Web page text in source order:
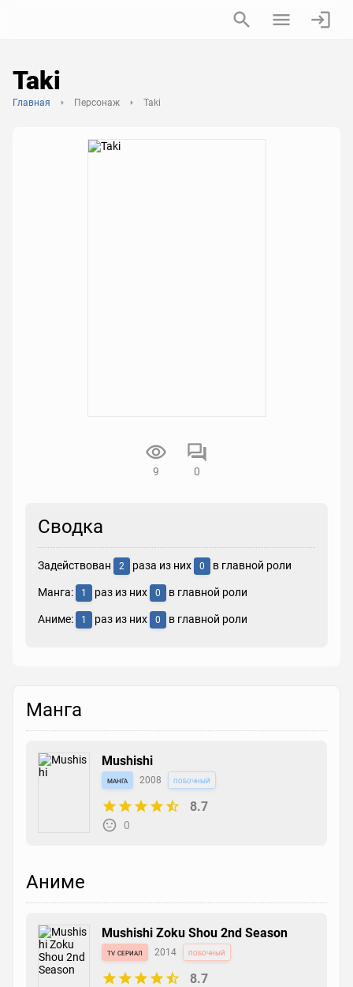
Taki
Главная Персонаж Taki
9 0
Сводка
Задействован 2 раза из них 0 в главной роли
Манга: 1 раз из них 0 в главной роли
Аниме: 1 раз из них 0 в главной роли
Манга
Mushishi
манга 2008 побочный
8.7
0
Аниме
Mushishi Zoku Shou 2nd Season
tv сериал 2014 побочный
8.7